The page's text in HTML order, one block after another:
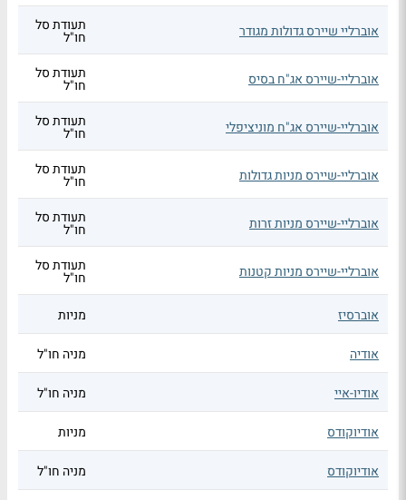
אוברליי שיירס גדולות מגודר תעודת סל
חו"ל
אוברליי-שיירס אג"ח בסיס תעודת סל
חו"ל
אוברליי-שיירס אג"ח מוניציפלי תעודת סל
חו"ל
אוברליי-שיירס מניות גדולות תעודת סל
חו"ל
אוברליי-שיירס מניות זרות תעודת סל
חו"ל
אוברליי-שיירס מניות קטנות תעודת סל
חו"ל
אוברסיז
מניות
אודיה מניה חו"ל
אודיו-איי מניה חו"ל
אודיוקודס מניות
אודיוקודס מניה חו"ל